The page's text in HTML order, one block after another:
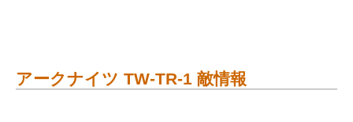
アークナイツ TW-TR-1 敵情報